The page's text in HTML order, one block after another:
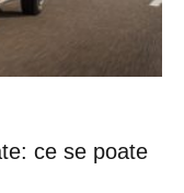
ce se poate